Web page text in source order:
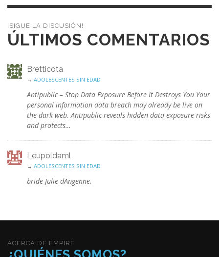
¡SIGUE LA DISCUSIÓN!
ÚLTIMOS COMENTARIOS
Bretticota
→ ADOLESCENTES SIN EDAD
Antipublic – Stop Data Exposure Before It Destroys You Your
personal information data breach may already be live on
the dark web. Antipublic reveals hidden data exposure risks
and protects…
Leupoldaml
→ ADOLESCENTES SIN EDAD
bride Julie dAngenne.
ACERCA DE EMPIRE